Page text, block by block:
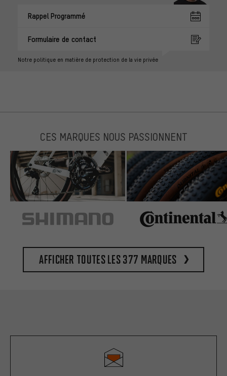
Rappel Programmé
Formulaire de contact
Notre politique en matière de protection de la vie privée
CES MARQUES NOUS PASSIONNENT
Afficher toutes les 377 marques